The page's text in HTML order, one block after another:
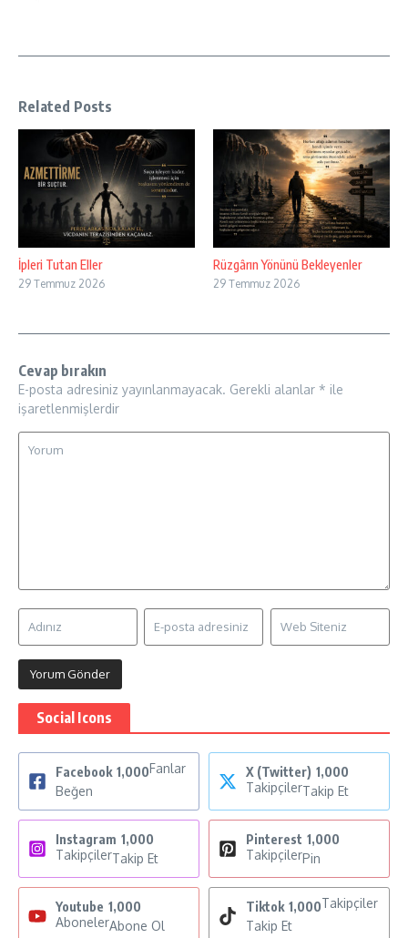
Related Posts
İpleri Tutan Eller
29 Temmuz 2026
Rüzgârın Yönünü Bekleyenler
29 Temmuz 2026
Cevap bırakın
E-posta adresiniz yayınlanmayacak. Gerekli alanlar * ile
işaretlenmişlerdir
Social Icons
Facebook 1,000Fanlar
Beğen
X (Twitter) 1,000
TakipçilerTakip Et
Instagram 1,000
TakipçilerTakip Et
Pinterest 1,000
TakipçilerPin
Youtube 1,000
AbonelerAbone Ol
Tiktok 1,000Takipçiler
Takip Et